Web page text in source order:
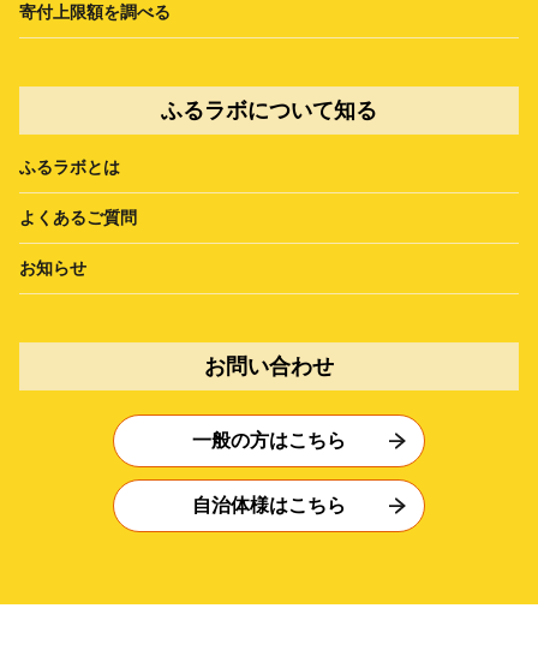
寄付上限額を調べる
ふるラボについて知る
ふるラボとは
よくあるご質問
お知らせ
お問い合わせ
一般の方はこちら
自治体様はこちら